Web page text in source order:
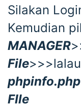
Silakan
Kemudian
MANAGER
File
phpinfo.php
FIle